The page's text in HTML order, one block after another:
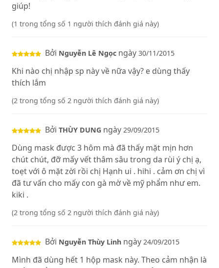
giúp!
(1 trong tổng số 1 người thích đánh giá này)
Bởi Nguyễn Lê Ngọc ngày 30/11/2015
Khi nào chị nhập sp này về nữa vậy? e dùng thấy
thích lắm
(2 trong tổng số 2 người thích đánh giá này)
Bởi THÙY DUNG ngày 29/09/2015
Dùng mask được 3 hôm mà đã thấy mặt mịn hơn
chút chút, đỡ mấy vết thâm sâu trong da rùi ý chị ạ,
toẹt với ô mặt zời rồi chị Hạnh ui . hihi . cảm ơn chị vì
đã tư vấn cho mấy con gà mờ về mỹ phẩm như em.
kiki .
(2 trong tổng số 2 người thích đánh giá này)
Bởi Nguyễn Thùy Linh ngày 24/09/2015
Mình đã dùng hết 1 hộp mask này. Theo cảm nhận là